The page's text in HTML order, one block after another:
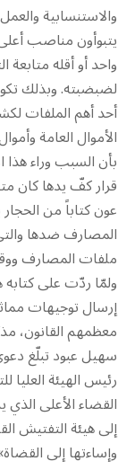
والاستنسابية
يتبوأون مناصب
واحد أو أقله
لضبضبته. وبذلك
أحد أهم الملفات
الأموال العامة
بأن السبب وراء هذا
قرار كفّ يدها كان
عون كتاباً من
المصارف ضدها
ملفات المصارف
ولمّا ردّت على
إرسال توجيهات
معظمهم القانون،
سهيل عبود تبلّغ
رئيس الهيئة العليا
القضاء الأعلى الذي
إلى هيئة التفتيش
وإساءتها إلى